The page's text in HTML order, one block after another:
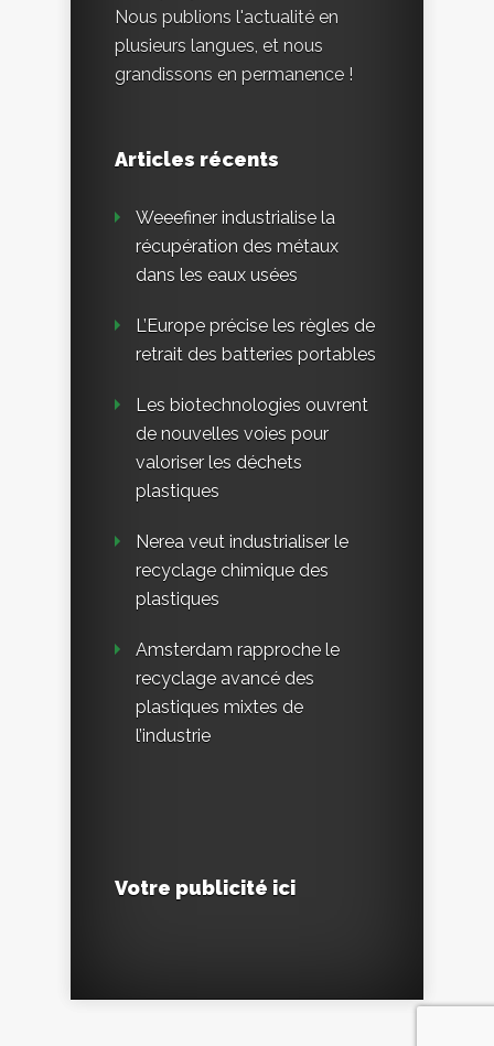
Nous publions l'actualité en
plusieurs langues, et nous
grandissons en permanence !
Articles récents
Weeefiner industrialise la
récupération des métaux
dans les eaux usées
L’Europe précise les règles de
retrait des batteries portables
Les biotechnologies ouvrent
de nouvelles voies pour
valoriser les déchets
plastiques
Nerea veut industrialiser le
recyclage chimique des
plastiques
Amsterdam rapproche le
recyclage avancé des
plastiques mixtes de
l’industrie
Votre publicité ici